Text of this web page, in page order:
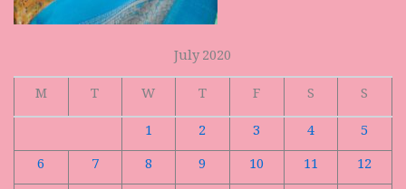
July 2020
M
T W T F S
S
1
2 3 4
5
6
7 8 9 10 11
12